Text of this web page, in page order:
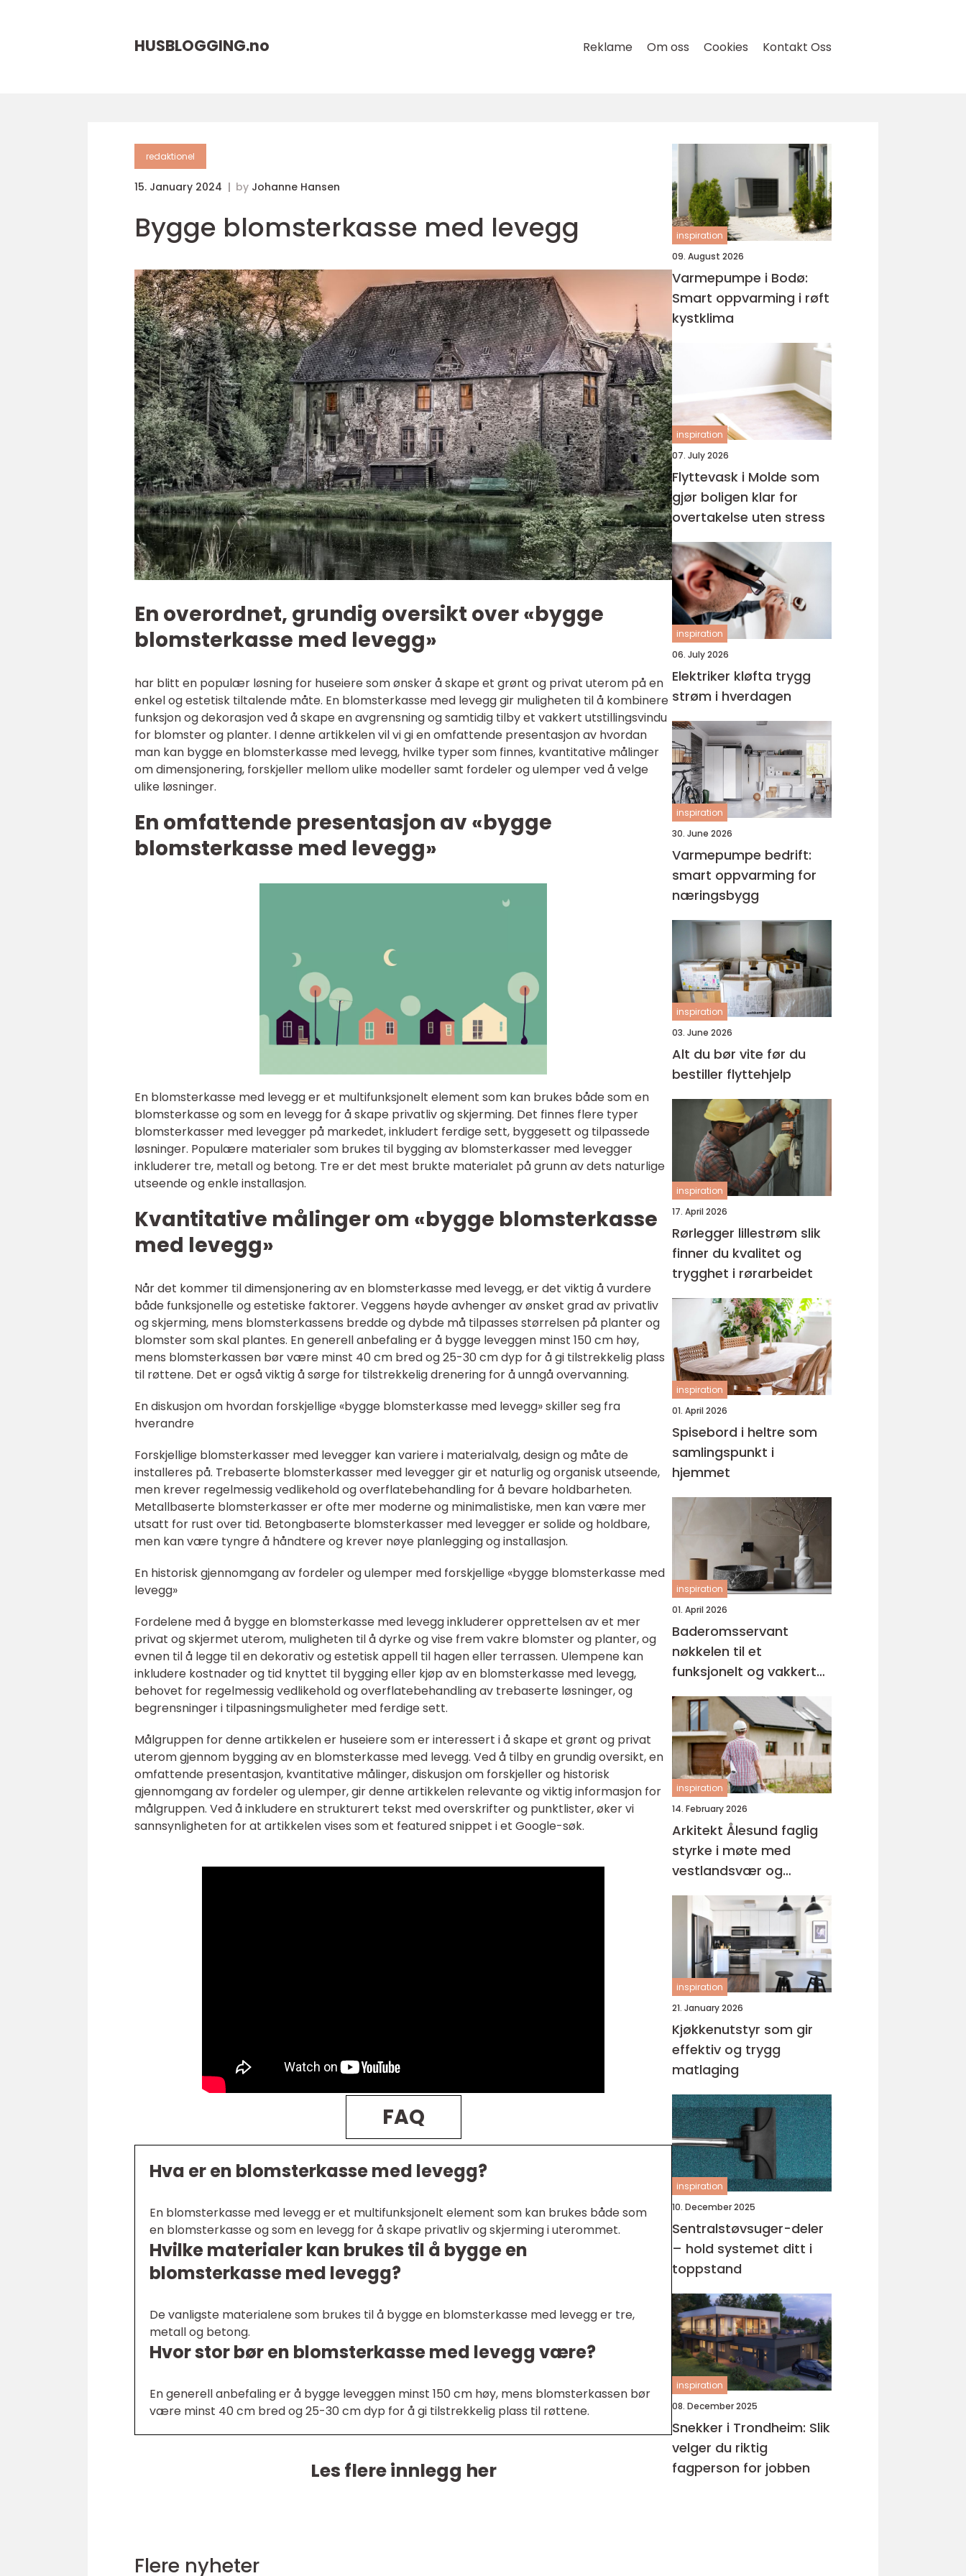
HUSBLOGGING.no Reklame Om oss Cookies Kontakt Oss
redaktionel
15. January 2024 by Johanne Hansen
Bygge blomsterkasse med levegg
En overordnet, grundig oversikt over «bygge
blomsterkasse med levegg»
har blitt en populær løsning for huseiere som ønsker å skape et grønt og privat uterom på en
enkel og estetisk tiltalende måte. En blomsterkasse med levegg gir muligheten til å kombinere
funksjon og dekorasjon ved å skape en avgrensning og samtidig tilby et vakkert utstillingsvindu
for blomster og planter. I denne artikkelen vil vi gi en omfattende presentasjon av hvordan
man kan bygge en blomsterkasse med levegg, hvilke typer som finnes, kvantitative målinger
om dimensjonering, forskjeller mellom ulike modeller samt fordeler og ulemper ved å velge
ulike løsninger.
En omfattende presentasjon av «bygge
blomsterkasse med levegg»
En blomsterkasse med levegg er et multifunksjonelt element som kan brukes både som en
blomsterkasse og som en levegg for å skape privatliv og skjerming. Det finnes flere typer
blomsterkasser med levegger på markedet, inkludert ferdige sett, byggesett og tilpassede
løsninger. Populære materialer som brukes til bygging av blomsterkasser med levegger
inkluderer tre, metall og betong. Tre er det mest brukte materialet på grunn av dets naturlige
utseende og enkle installasjon.
Kvantitative målinger om «bygge blomsterkasse
med levegg»
Når det kommer til dimensjonering av en blomsterkasse med levegg, er det viktig å vurdere
både funksjonelle og estetiske faktorer. Veggens høyde avhenger av ønsket grad av privatliv
og skjerming, mens blomsterkassens bredde og dybde må tilpasses størrelsen på planter og
blomster som skal plantes. En generell anbefaling er å bygge leveggen minst 150 cm høy,
mens blomsterkassen bør være minst 40 cm bred og 25-30 cm dyp for å gi tilstrekkelig plass
til røttene. Det er også viktig å sørge for tilstrekkelig drenering for å unngå overvanning.
En diskusjon om hvordan forskjellige «bygge blomsterkasse med levegg» skiller seg fra
hverandre
Forskjellige blomsterkasser med levegger kan variere i materialvalg, design og måte de
installeres på. Trebaserte blomsterkasser med levegger gir et naturlig og organisk utseende,
men krever regelmessig vedlikehold og overflatebehandling for å bevare holdbarheten.
Metallbaserte blomsterkasser er ofte mer moderne og minimalistiske, men kan være mer
utsatt for rust over tid. Betongbaserte blomsterkasser med levegger er solide og holdbare,
men kan være tyngre å håndtere og krever nøye planlegging og installasjon.
En historisk gjennomgang av fordeler og ulemper med forskjellige «bygge blomsterkasse med
levegg»
Fordelene med å bygge en blomsterkasse med levegg inkluderer opprettelsen av et mer
privat og skjermet uterom, muligheten til å dyrke og vise frem vakre blomster og planter, og
evnen til å legge til en dekorativ og estetisk appell til hagen eller terrassen. Ulempene kan
inkludere kostnader og tid knyttet til bygging eller kjøp av en blomsterkasse med levegg,
behovet for regelmessig vedlikehold og overflatebehandling av trebaserte løsninger, og
begrensninger i tilpasningsmuligheter med ferdige sett.
Målgruppen for denne artikkelen er huseiere som er interessert i å skape et grønt og privat
uterom gjennom bygging av en blomsterkasse med levegg. Ved å tilby en grundig oversikt, en
omfattende presentasjon, kvantitative målinger, diskusjon om forskjeller og historisk
gjennomgang av fordeler og ulemper, gir denne artikkelen relevante og viktig informasjon for
målgruppen. Ved å inkludere en strukturert tekst med overskrifter og punktlister, øker vi
sannsynligheten for at artikkelen vises som et featured snippet i et Google-søk.
FAQ
Hva er en blomsterkasse med levegg?
En blomsterkasse med levegg er et multifunksjonelt element som kan brukes både som
en blomsterkasse og som en levegg for å skape privatliv og skjerming i uterommet.
Hvilke materialer kan brukes til å bygge en
blomsterkasse med levegg?
De vanligste materialene som brukes til å bygge en blomsterkasse med levegg er tre,
metall og betong.
Hvor stor bør en blomsterkasse med levegg være?
En generell anbefaling er å bygge leveggen minst 150 cm høy, mens blomsterkassen bør
være minst 40 cm bred og 25-30 cm dyp for å gi tilstrekkelig plass til røttene.
Les flere innlegg her
inspiration
09. August 2026
Varmepumpe i Bodø:
Smart oppvarming i røft
kystklima
inspiration
07. July 2026
Flyttevask i Molde som
gjør boligen klar for
overtakelse uten stress
inspiration
06. July 2026
Elektriker kløfta trygg
strøm i hverdagen
inspiration
30. June 2026
Varmepumpe bedrift:
smart oppvarming for
næringsbygg
inspiration
03. June 2026
Alt du bør vite før du
bestiller flyttehjelp
inspiration
17. April 2026
Rørlegger lillestrøm slik
finner du kvalitet og
trygghet i rørarbeidet
inspiration
01. April 2026
Spisebord i heltre som
samlingspunkt i
hjemmet
inspiration
01. April 2026
Baderomsservant
nøkkelen til et
funksjonelt og vakkert
bad
inspiration
14. February 2026
Arkitekt Ålesund faglig
styrke i møte med
vestlandsvær og
byhistorie
inspiration
21. January 2026
Kjøkkenutstyr som gir
effektiv og trygg
matlaging
inspiration
10. December 2025
Sentralstøvsuger-deler
– hold systemet ditt i
toppstand
inspiration
08. December 2025
Snekker i Trondheim: Slik
velger du riktig
fagperson for jobben
Flere nyheter